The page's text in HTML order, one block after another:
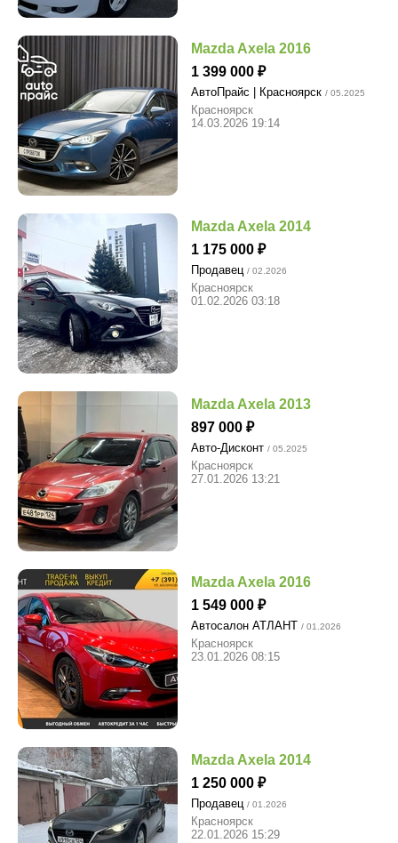
Mazda Axela 2016
1 399 000
АвтоПрайс | Красноярск / 05.2025
Красноярск
14.03.2026 19:14
Mazda Axela 2014
1 175 000
Продавец / 02.2026
Красноярск
01.02.2026 03:18
Mazda Axela 2013
897 000
Авто-Дисконт / 05.2025
Красноярск
27.01.2026 13:21
Mazda Axela 2016
1 549 000
Автосалон АТЛАНТ / 01.2026
Красноярск
23.01.2026 08:15
Mazda Axela 2014
1 250 000
Продавец / 01.2026
Красноярск
22.01.2026 15:29